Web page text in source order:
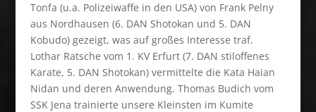
Tonfa (u.a. Polizeiwaffe in den USA) von Frank Pelny
aus Nordhausen (6. DAN Shotokan und 5. DAN
Kobudo) gezeigt, was auf großes Interesse traf.
Lothar Ratsche vom 1. KV Erfurt (7. DAN stiloffenes
Karate, 5. DAN Shotokan) vermittelte die Kata Haian
Nidan und deren Anwendung. Thomas Budich vom
SSK Jena trainierte unsere Kleinsten im Kumite